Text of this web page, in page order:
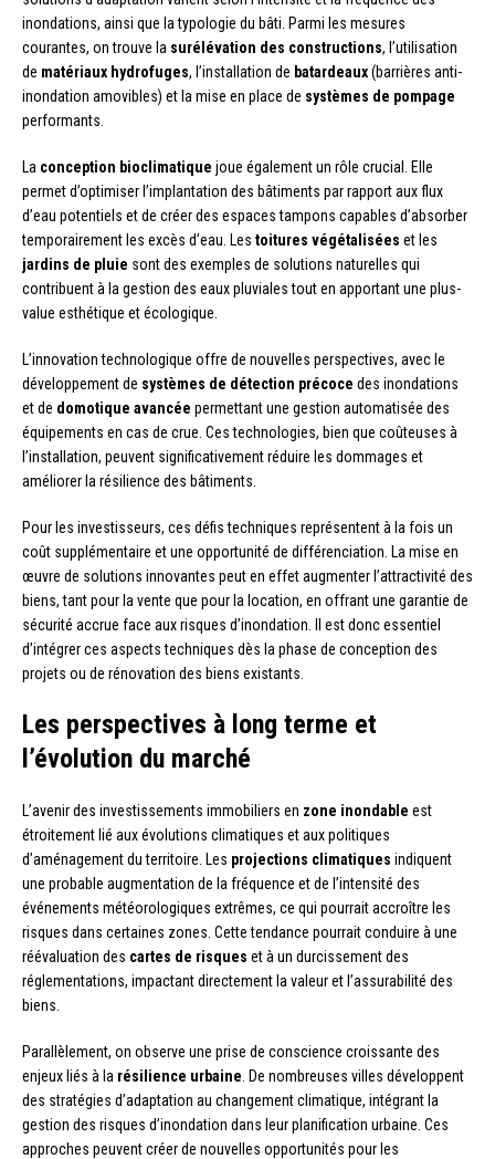
inondations, ainsi que la typologie du bâti. Parmi les mesures
courantes, on trouve la surélévation des constructions, l’utilisation
de matériaux hydrofuges, l’installation de batardeaux(barrières anti-
inondation amovibles) et la mise en place de systèmes de pompage
performants.
La conception bioclimatique joue également un rôle crucial. Elle
permet d’optimiser l’implantation des bâtiments par rapport aux flux
d’eau potentiels et de créer des espaces tampons capables d’absorber
temporairement les excès d’eau. Les toitures végétalisées et les
jardins de pluie sont des exemples de solutions naturelles qui
contribuent à la gestion des eaux pluviales tout en apportant une plus-
value esthétique et écologique.
L’innovation technologique offre de nouvelles perspectives, avec le
développement de systèmes de détection précoce des inondations
et de domotique avancée permettant une gestion automatisée des
équipements en cas de crue. Ces technologies, bien que coûteuses à
l’installation, peuvent significativement réduire les dommages et
améliorer la résilience des bâtiments.
Pour les investisseurs, ces défis techniques représentent à la fois un
coût supplémentaire et une opportunité de différenciation. La mise en
œuvre de solutions innovantes peut en effet augmenter l’attractivité des
biens, tant pour la vente que pour la location, en offrant une garantie de
sécurité accrue face aux risques d’inondation. Il est donc essentiel
d’intégrer ces aspects techniques dès la phase de conception des
projets ou de rénovation des biens existants.
Les perspectives à long terme et
l’évolution du marché
L’avenir des investissements immobiliers en zone inondable est
étroitement lié aux évolutions climatiques et aux politiques
d’aménagement du territoire. Les projections climatiques indiquent
une probable augmentation de la fréquence et de l’intensité des
événements météorologiques extrêmes, ce qui pourrait accroître les
risques dans certaines zones. Cette tendance pourrait conduire à une
réévaluation des cartes de risques et à un durcissement des
réglementations, impactant directement la valeur et l’assurabilité des
biens.
Parallèlement, on observe une prise de conscience croissante des
enjeux liés à la résilience urbaine . De nombreuses villes développent
des stratégies d’adaptation au changement climatique, intégrant la
gestion des risques d’inondation dans leur planification urbaine. Ces
approches peuvent créer de nouvelles opportunités pour les